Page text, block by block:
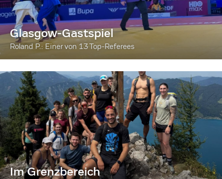
Glasgow-Gastspiel
Roland P.: Einer von 13 Top-Referees
Im Grenzbereich